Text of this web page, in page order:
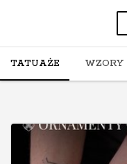
TATUAŻE WZORY